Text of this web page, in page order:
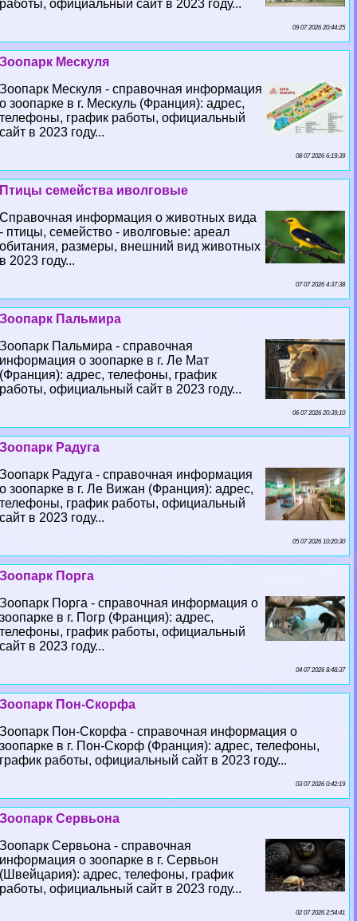
работы, официальный сайт в 2023 году...
09 07 2026 20:44:25
Зоопарк Мескуля
Зоопарк Мескуля - справочная информация
о зоопарке в г. Мескуль (Франция): адрес,
телефоны, график работы, официальный
сайт в 2023 году...
08 07 2026 6:19:39
Птицы семейства иволговые
Справочная информация о животных вида
- птицы, семейство - иволговые: ареал
обитания, размеры, внешний вид животных
в 2023 году...
07 07 2026 4:37:38
Зоопарк Пальмира
Зоопарк Пальмира - справочная
информация о зоопарке в г. Ле Мат
(Франция): адрес, телефоны, график
работы, официальный сайт в 2023 году...
06 07 2026 20:39:10
Зоопарк Радуга
Зоопарк Радуга - справочная информация
о зоопарке в г. Ле Вижан (Франция): адрес,
телефоны, график работы, официальный
сайт в 2023 году...
05 07 2026 10:20:30
Зоопарк Порга
Зоопарк Порга - справочная информация о
зоопарке в г. Погр (Франция): адрес,
телефоны, график работы, официальный
сайт в 2023 году...
04 07 2026 8:48:37
Зоопарк Пон-Скорфа
Зоопарк Пон-Скорфа - справочная информация о
зоопарке в г. Пон-Скорф (Франция): адрес, телефоны,
график работы, официальный сайт в 2023 году...
03 07 2026 0:42:19
Зоопарк Сервьона
Зоопарк Сервьона - справочная
информация о зоопарке в г. Сервьон
(Швейцария): адрес, телефоны, график
работы, официальный сайт в 2023 году...
02 07 2026 2:54:41